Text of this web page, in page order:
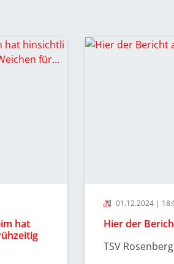
hat
01.12.2024 |
Hier der
TSV